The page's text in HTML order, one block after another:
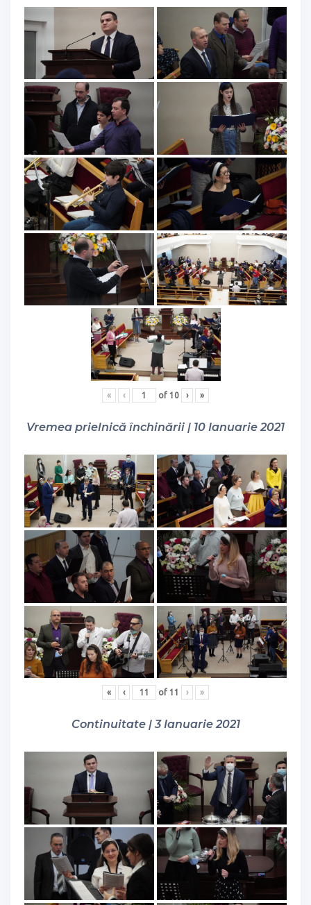
« ‹ of 10 › »
Vremea prielnică închinării | 10 Ianuarie 2021
« ‹ of 11 › »
Continuitate | 3 Ianuarie 2021